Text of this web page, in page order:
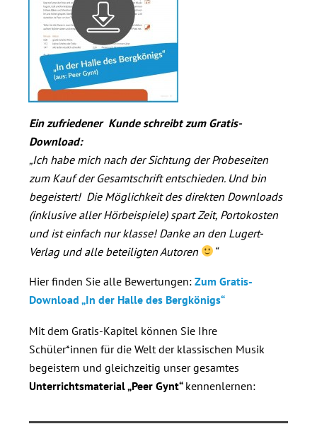
Ein zufriedener Kunde schreibt zum Gratis-
Download:
„Ich habe mich nach der Sichtung der Probeseiten
zum Kauf der Gesamtschrift entschieden. Und bin
begeistert! Die Möglichkeit des direkten Downloads
(inklusive aller Hörbeispiele) spart Zeit, Portokosten
und ist einfach nur klasse! Danke an den Lugert-
Verlag und alle beteiligten Autoren
“
Hier finden Sie alle Bewertungen: Zum Gratis-
Download „In der Halle des Bergkönigs“
Mit dem Gratis-Kapitel können Sie Ihre
Schüler*innen für die Welt der klassischen Musik
begeistern und gleichzeitig unser gesamtes
Unterrichtsmaterial „Peer Gynt“ kennenlernen: